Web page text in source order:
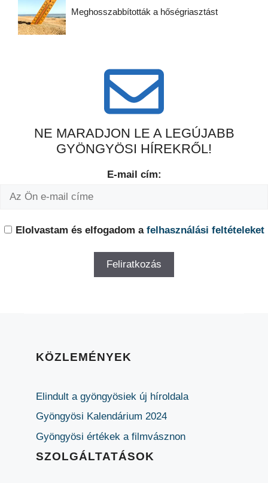
Meghosszabbították a hőségriasztást
NE MARADJON LE A LEGÚJABB
GYÖNGYÖSI HÍREKRŐL!
E-mail cím:
Elolvastam és elfogadom a felhasználási feltételeket
KÖZLEMÉNYEK
Elindult a gyöngyösiek új híroldala
Gyöngyösi Kalendárium 2024
Gyöngyösi értékek a filmvásznon
SZOLGÁLTATÁSOK